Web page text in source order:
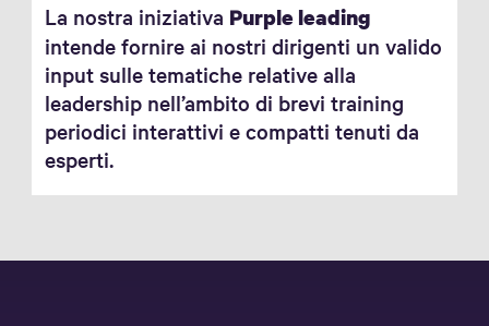
La nostra iniziativa Purple leading
intende fornire ai nostri dirigenti un valido
input sulle tematiche relative alla
leadership nell’ambito di brevi training
periodici interattivi e compatti tenuti da
esperti.